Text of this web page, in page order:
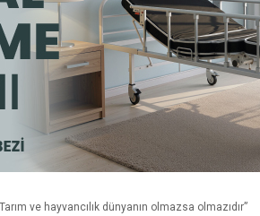
ve hayvancılık dünyanın olmazsa olmazıdır”